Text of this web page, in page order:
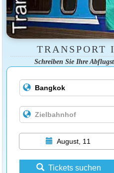
Schreiben Sie Ihre
August, 11
Tickets suchen